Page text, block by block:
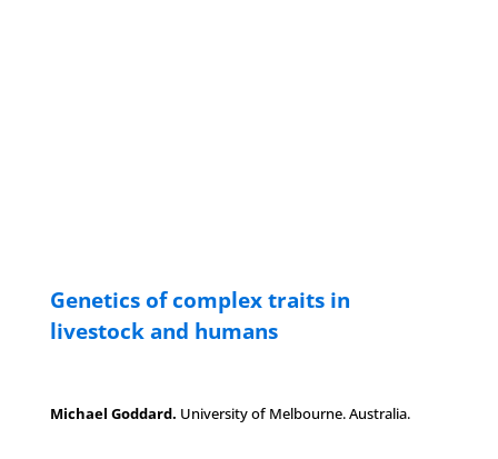
Genetics of complex traits in
livestock and humans
Michael Goddard. University of Melbourne. Australia.